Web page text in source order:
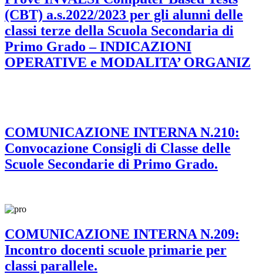
(CBT) a.s.2022/2023 per gli alunni delle
classi terze della Scuola Secondaria di
Primo Grado – INDICAZIONI
OPERATIVE e MODALITA’ ORGANIZ
COMUNICAZIONE INTERNA N.210:
Convocazione Consigli di Classe delle
Scuole Secondarie di Primo Grado.
COMUNICAZIONE INTERNA N.209:
Incontro docenti scuole primarie per
classi parallele.